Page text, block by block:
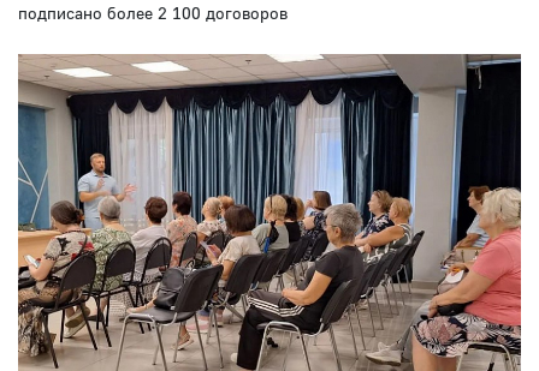
подписано более 2 100 договоров